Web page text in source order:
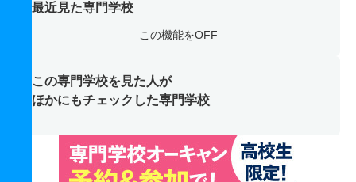
最近見た専門学校
この機能をOFF
この専門学校を見た人が
ほかにもチェックした専門学校